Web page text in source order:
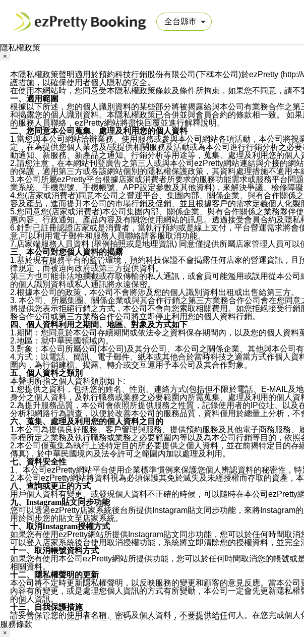
隱私權政策
×
本隱私權政策聲明適用於預約科技行銷股份有限公司(下稱本公司)於ezPretty
護措施，以確保使用者個人隱私的安全。
在使用本網站時，您同意受本隱私權政策條款及條件所拘束，如果您不同意，請不
一、適用範圍
根據以下所述，您的個人識別資料的某些部分將被揭露給與本公司有業務合作之
和揭露您的個人識別資料。本隱私權政策已合併並與會員合約的條款相一致。 如
的服務人員聯絡，ezPretty網站將盡快回覆並進行解釋說明。
二、您同意本公司蒐集、處理及利用您的個人資料
1.當您與本公司網站洽辦業務、使用服務或參與本公司網站各項活動，本公司將
定，在為提供您個人業務及/或提供相關服務及活動或為本公司進行行銷分析之必
動通知、新服務、新產品之通知、行銷分析等用途等，蒐集、處理及利用您的個人
2.請您注意，在本網站刊登廣告之第三人或與本公司ezPretty網站連結與介接的
的保護，適用第三方或各該網站個別的隱私權保護政策，其資料處理措施不適用
3.本公司所屬ezPretty平台根據店家或消費者所要求的服務功能需求或服務平台
業系統、手機型號、手機帳號、APP設定參數及其他資料)，來解決爭議、檢修障
4.您(店家或消費者)同意本公司之營運平台、集團內部、關係企業、與有合作關
容及產品，進而提升本公司的市場行銷及促銷、並且根據客戶的需求定義個人化
5.您同意您(店家或消費者)本公司集團內部、關係企業、與有合作關係之業務夥
惠內容、行政通知、產品內容及有關您使用網站的訊息。透過接受會員合約及隱
6.針對已註冊認證店家或是消費者，當執行預約或是線上支付，平台營運需求將
意,可以利用電子郵件和服務人員聯絡請客服取消功能。
7.店家端服務人員資料 (舉例拍照或是地理資訊) 同意僅提供所屬店家管理人員可
三、本公司對您個人資料的揭露
1.基於現有服務平台的監管環境，預約科技保證不會揭露任何店家的營運資訊，
律規定，而被迫向政府或第三方提供資料。
第三方也可能非法地攔截或存取傳輸的私人通訊，或會員可能濫用或誤用從本公
的個人識別資料或私人通訊將永遠保密。
2.根據本公司的政策，本公司不會將涉及您的個人識別資料出租或出售給第三方。
3. 本公司、所屬集團、關係企業或與其合作行銷之第三方業務合作公司會在您同
將提供您表示拒絕行銷之方式，本公司不會向您索取相關費用。如您拒絕接受行
務合作公司或第三方業務合作公司將立即停止利用您的個人資料行銷。
四、個人資料利用之期間、地區、對象及方式如下
1.期間：您同意於本公司存續期間或依法令之資料保存期間內，以及您的個人資
2.地區：就中華民國領域內。
3.對象：本公司所屬公司(本公司)及其分公司、本公司之關係企業、其他與本公司
4.方式：以電話、簡訊、電子郵件、紙本或其他合於當時科技之適當方式作個人
圍內，為行銷建檔、揭露、轉介或交互運用予本公司及其合作對象。
五、個人資料之類別
本聲明所指之個人資料類別如下:
1.您提供之資料，包括您的姓名、性別、連絡方式(包括但不限於電話、E-MAIL
身分之個人資料，及執行職務或業務之必要範圍內所需蒐集、處理及利用的個人資
2.為提升服務品質，本公司會依照所提供服務之性質，記錄使用者的IP位址、以
分析和網路行為調查，以便於改善本公司的服務品質，資料僅用於總量上分析，不
六、蒐集、處理及利用您的個人資料之目的
1.本公司為提供良好服務、客戶管理與服務、提供預約服務及其他電子商務服務
章程所定之業務及執行職務或業務之必要範圍內等以及為本公司行銷等目的，依照
2.本公司僅蒐集為執行上述特定目的所必要提供之個人資料，並在前揭特定目的
傳真)，於中華民國境內及法令許可之範圍內加以處理及利用。
七、資料安全性
1、本公司ezPretty網站平台使用企業標準慣例來保護您個人辨認資料的秘密性，
2.本公司ezPretty網站將資料視為必須保護其免於滅失及未經授權而存取的資產，
八、查詢或更正的方式
用戶個人資料有變更、或發現個人資料不正確的時候，可以隨時在本公司ezPretty
九、Instagram貼文同步功能
您可以透過ezPretty店家系統後台所提供Instagram貼文同步功能，來將Instagram
用於同步您的貼文至店家系統。
十、取消Instagram授權方式
如果您有使用ezPretty網站所提供Instagram貼文同步功能，您可以於任何時間取
可以登入店家系統後台使用取消授權功能，系統將立即清除您的授權資料，並完全
十一、取消帳號資料方式
如果您有使用本公司ezPretty網站所提供功能，您可以於任何時間取消您的帳號或
相關資料。
十二、隱私權聲明的更新
本公司將不定時更新隱私權聲明，以反映服務的變更和顧客的意見反應。當本公
內容有所變更，或是處理您個人資訊的方式有所變動，本公司一定會先更新隱私
的個人資訊。
十三、自我保護措施
請妥善保管您的使用者名稱、密碼及個人資料，不要提供給任何人。在您完成個
窗，以防止他人讀取您的個人資料、信件或進入所機關管理區。
服務條款
×